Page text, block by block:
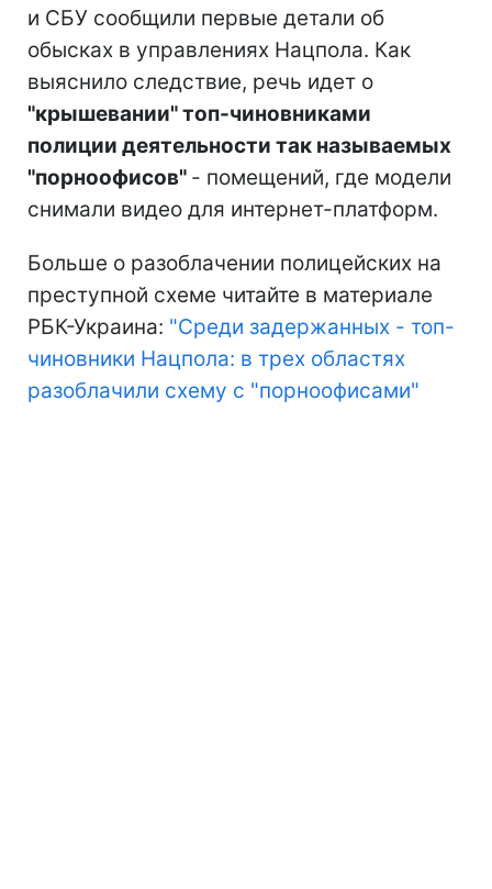
и СБУ сообщили первые детали об
обысках в управлениях Нацпола. Как
выяснило следствие, речь идет о
"крышевании" топ-чиновниками
полиции деятельности так называемых
"порноофисов" - помещений, где модели
снимали видео для интернет-платформ.
Больше о разоблачении полицейских на
преступной схеме читайте в материале
РБК-Украина: "Среди задержанных - топ-
чиновники Нацпола: в трех областях
разоблачили схему с "порноофисами"